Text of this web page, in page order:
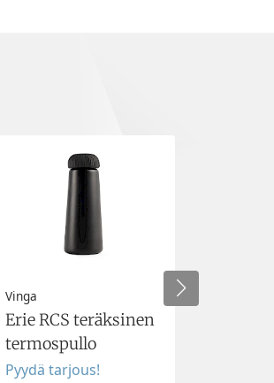
Vinga
Erie RCS teräksinen
termospullo
Pyydä tarjous!